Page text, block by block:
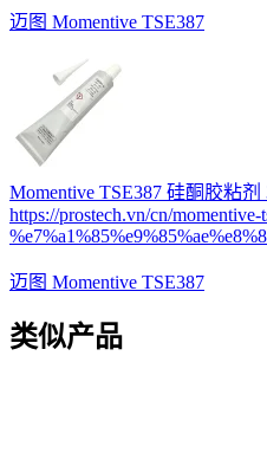
迈图 Momentive TSE387
Momentive TSE387 硅酮胶粘剂
https://prostech.vn/cn/momentive-
迈图 Momentive TSE387
类似产品